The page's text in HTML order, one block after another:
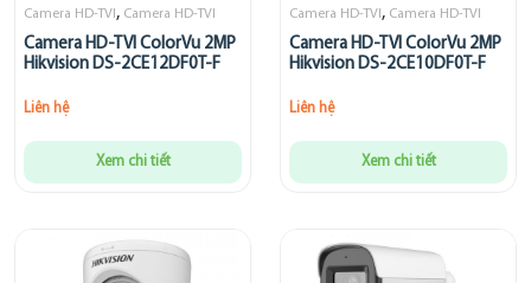
Camera HD-TVI , Camera HD-TVI
Camera HD-TVI ColorVu 2MP
Hikvision DS-2CE12DF0T-F
Liên hệ
Xem chi tiết
Camera HD-TVI , Camera HD-TVI
Camera HD-TVI ColorVu 2MP
Hikvision DS-2CE10DF0T-F
Liên hệ
Xem chi tiết